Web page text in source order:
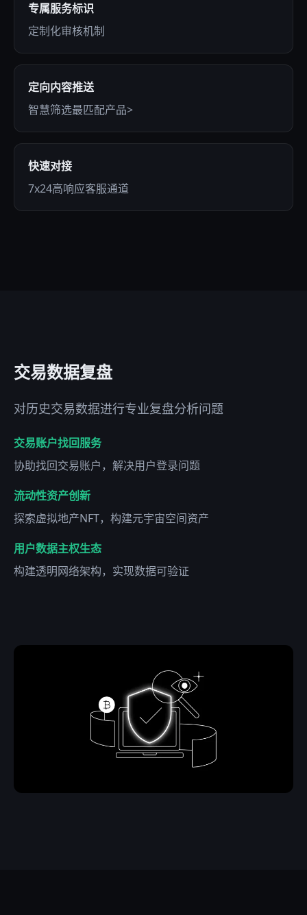
专属服务标识
定制化审核机制
定向内容推送
智慧筛选最匹配产品>
快速对接
7x24高响应客服通道
交易数据复盘
对历史交易数据进行专业复盘分析问题
交易账户找回服务
协助找回交易账户，解决用户登录问题
流动性资产创新
探索虚拟地产NFT，构建元宇宙空间资产
用户数据主权生态
构建透明网络架构，实现数据可验证